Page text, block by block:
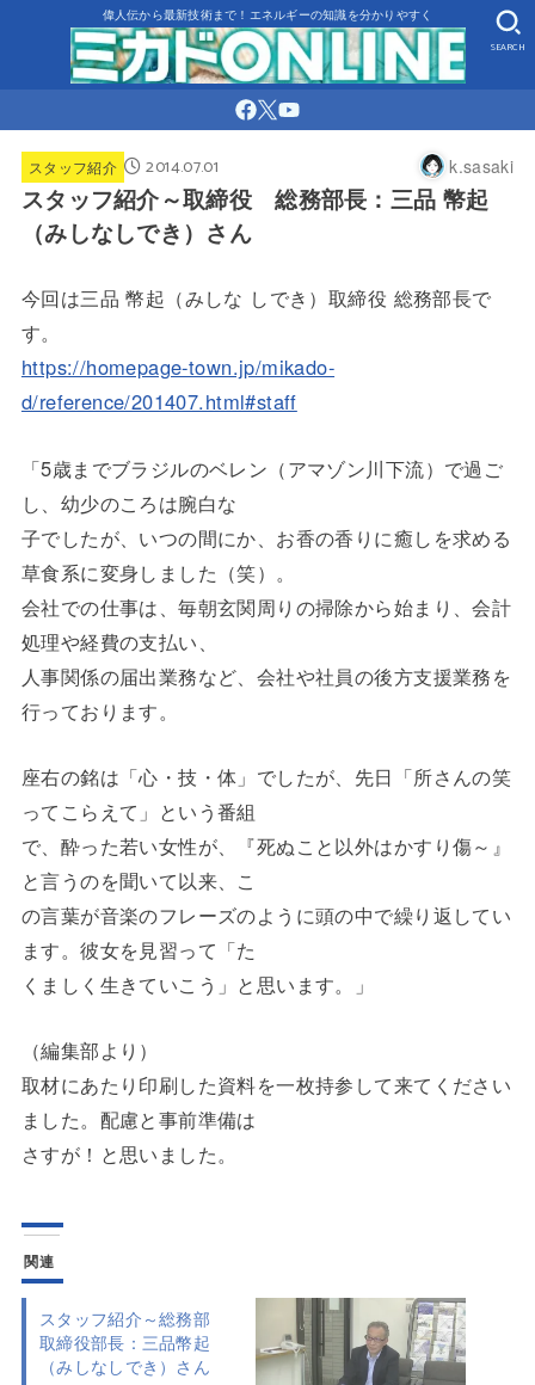
偉人伝から最新技術まで！エネルギーの知識を分かりやすく
SEARCH
スタッフ紹介 2014.07.01 k.sasaki
スタッフ紹介～取締役 総務部長：三品 幣起
（みしなしでき）さん
今回は三品 幣起（みしな しでき）取締役 総務部長で
す。
https://homepage-town.jp/mikado-
d/reference/201407.html#staff
「5歳までブラジルのベレン（アマゾン川下流）で過ご
し、幼少のころは腕白な
子でしたが、いつの間にか、お香の香りに癒しを求める
草食系に変身しました（笑）。
会社での仕事は、毎朝玄関周りの掃除から始まり、会計
処理や経費の支払い、
人事関係の届出業務など、会社や社員の後方支援業務を
行っております。
座右の銘は「心・技・体」でしたが、先日「所さんの笑
ってこらえて」という番組
で、酔った若い女性が、『死ぬこと以外はかすり傷～』
と言うのを聞いて以来、こ
の言葉が音楽のフレーズのように頭の中で繰り返してい
ます。彼女を見習って「た
くましく生きていこう」と思います。」
（編集部より）
取材にあたり印刷した資料を一枚持参して来てください
ました。配慮と事前準備は
さすが！と思いました。
関連
スタッフ紹介～総務部
取締役部長：三品幣起
（みしなしでき）さん